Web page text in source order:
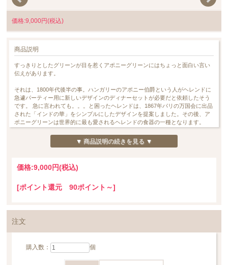
価格:9,000円(税込)
商品説明
すっきりとしたグリーンが目を惹くアポニーグリーンにはちょっと面白い言い
伝えがあります。
それは、1800年代後半の事。ハンガリーのアポニー伯爵という人がヘレンドに
急遽パーティー用に新しいデザインのディナーセットが必要だと依頼したそう
です。 急に言われても。。。と困ったヘレンドは、1867年パリの万国会に出品
された「インドの華」をシンプルにしたデザインを提案しました。その後、ア
ポニーグリーンは世界的に最も愛されるヘレンドの食器の一種となります。
＊＊＊＊＊＊＊＊＊＊＊＊＊＊＊＊＊＊＊＊＊＊＊＊＊＊＊＊＊＊＊＊＊＊＊
＊＊＊＊＊＊＊
このスモールディッシュは直径約12cm。
普通のプレートよりも少し深さがございますので、用途も広がるお品でござい
（*商品のサイズ：ストレイナー 直径125mm / 高さ 25mm)
*こちらの商品は一部金彩にムラが見られる事があります。これはハンドメイド
の製造過程中に生じるものであり、不良品ではございません。当店の商品はメ
▼ 商品説明の続きを見る ▼
価格:9,000円(税込)
[ポイント還元 90ポイント～]
注文
購入数： 個